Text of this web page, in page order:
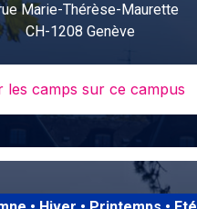
Marie-Thérèse-Maurette
CH-1208 Genève
les camps sur ce campus